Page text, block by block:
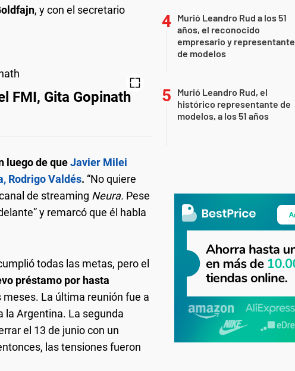
, y con el secretario
FMI, Gita Gopinath
luego de queJavier Milei
Rodrigo Valdés. “No quiere
de streaming Neura. Pese
y remarcó que él habla
todas las metas, pero el
préstamo por hasta
La última reunión fue a
la Argentina. La segunda
el 13 de junio con un
las tensiones fueron
Murió Leandro Rud a los 51
años, el reconocido
empresario y representante
de modelos
Murió Leandro Rud, el
histórico representante de
modelos, a los 51 años